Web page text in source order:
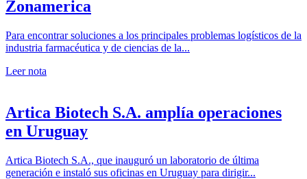
Zonamerica
Para encontrar soluciones a los principales problemas logísticos de la
industria farmacéutica y de ciencias de la...
Leer nota
Artica Biotech S.A. amplía operaciones
en Uruguay
Artica Biotech S.A., que inauguró un laboratorio de última
generación e instaló sus oficinas en Uruguay para dirigir...